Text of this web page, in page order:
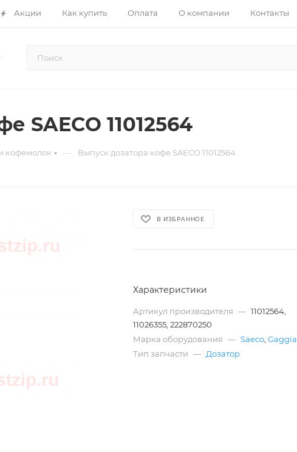
Акции Как купить Оплата О компании Контакты
SAECO 11012564
кофемолок — Выпуск дозатора кофе SAECO 11012564
В ИЗБРАННОЕ
Характеристики
Артикул производителя — 11012564,
11026355, 222870250
Марка оборудования — Saeco ,Gaggia
Тип запчасти — Дозатор